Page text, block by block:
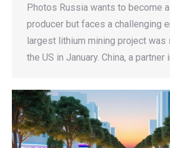
Photos Russia wants to become
producer but faces a challenging
largest lithium mining project was
the US in January. China, a